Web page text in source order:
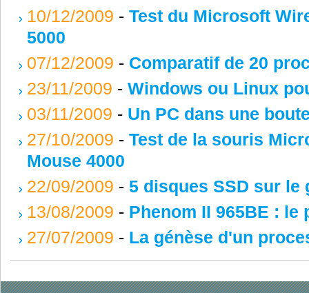
10/12/2009 - Test du Microsoft
5000
07/12/2009 - Comparatif de 20
23/11/2009 - Windows ou Linux
03/11/2009 - Un PC dans une
27/10/2009 - Test de la souris
Mouse 4000
22/09/2009 - 5 disques SSD sur le
13/08/2009 - Phenom II 965BE : le
27/07/2009 - La génèse d'un